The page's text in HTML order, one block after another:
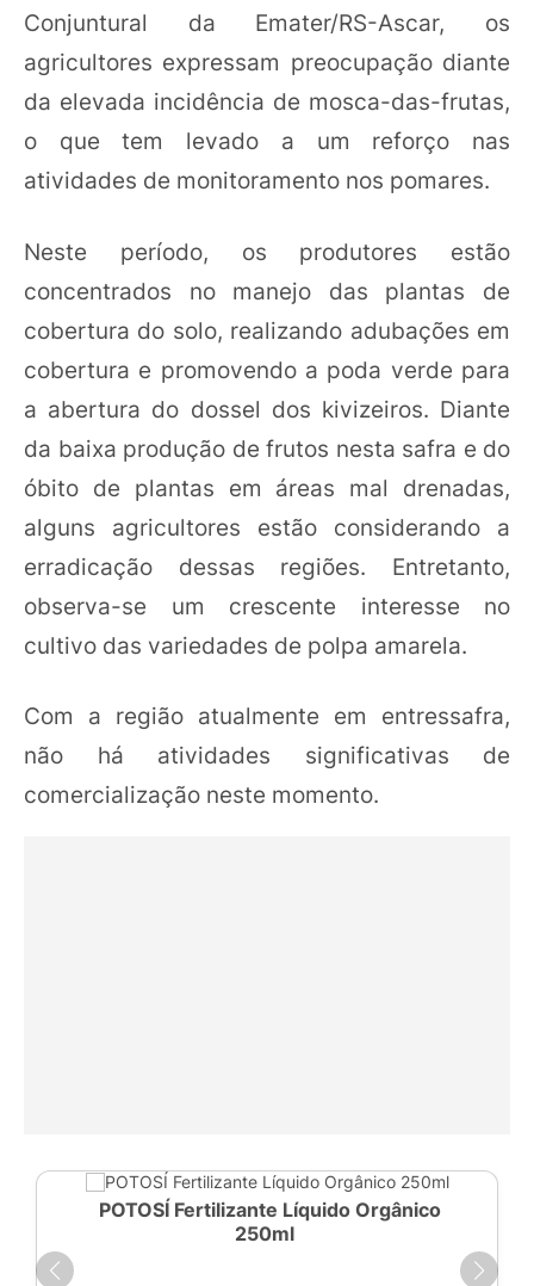
Conjuntural da Emater/RS-Ascar, os
agricultores expressam preocupação diante
da elevada incidência de mosca-das-frutas,
o que tem levado a um reforço nas
atividades de monitoramento nos pomares.
Neste período, os produtores estão
concentrados no manejo das plantas de
cobertura do solo, realizando adubações em
cobertura e promovendo a poda verde para
a abertura do dossel dos kivizeiros. Diante
da baixa produção de frutos nesta safra e do
óbito de plantas em áreas mal drenadas,
alguns agricultores estão considerando a
erradicação dessas regiões. Entretanto,
observa-se um crescente interesse no
cultivo das variedades de polpa amarela.
Com a região atualmente em entressafra,
não há atividades significativas de
comercialização neste momento.
POTOSÍ Fertilizante Líquido Orgânico
250ml